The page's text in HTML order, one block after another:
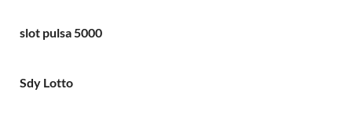
slot pulsa 5000
Sdy Lotto